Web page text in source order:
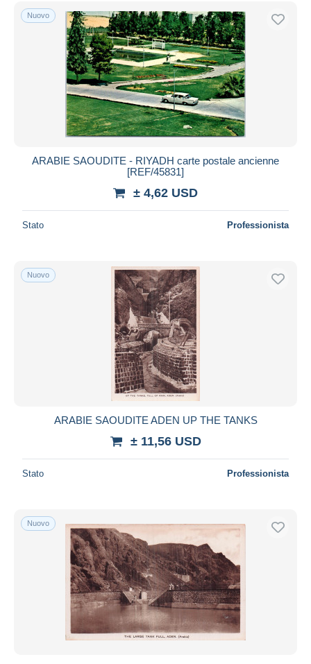
Spedizione gratuita
Metodi di pagamento
PayPal
Bonifico bancario
Visa
Mastercard
Bancontact
Residenza del venditore
Aggiorna
Nuovo
ARABIE SAOUDITE - RIYADH carte postale ancienne
[REF/45831]
± 4,62 USD
Stato Professionista
Nuovo
ARABIE SAOUDITE ADEN UP THE TANKS
± 11,56 USD
Stato Professionista
Nuovo